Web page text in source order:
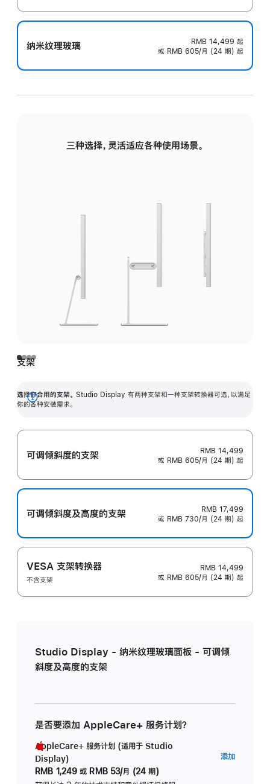
纳米纹理玻璃 RMB 14,499 起
或 RMB 605/月 (24 期) 起
三种选择，灵活适应各种使用场景。
支架
选择你合用的支架。 Studio Display 有两种支架和一种支架转换器可选，以满足
你的各种安装需求。
展
可调倾斜度的支架
RMB 14,499
或 RMB 605/月 (24 期) 起
可调倾斜度及高‍度的支‍架
RMB 17,499
或 RMB 730/月 (24 期) 起
VESA 支架转换器
不含支架
RMB 14,499
或 RMB 605/月 (24 期) 起
Studio Display - 纳米纹理玻璃面板 - 可调倾
斜度及高度的支架
是否要添加 AppleCare+ 服务计划？
AppleCare+ 服务计划 (适用于 Studio
Display)
RMB 1,249 或 RMB 53/月 (24 期)
添加